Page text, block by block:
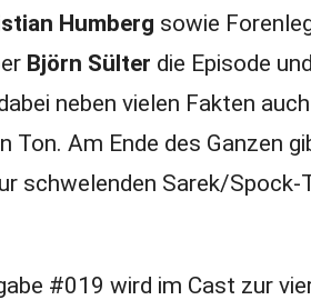
Humberg sowie
Björn Sülter die Episode
neben vielen Fakten
Ton. Am Ende des Ganzen
schwelenden Sarek/
#019 wird im Cast zur